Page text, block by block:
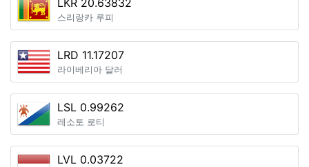
LKR 20.63832
스리랑카 루피
LRD 11.17207
라이베리아 달러
LSL 0.99262
레소토 로티
LVL 0.03722